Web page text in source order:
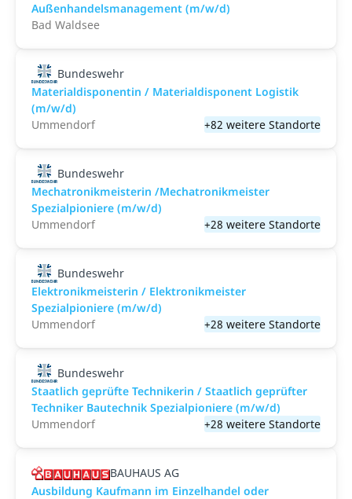
Außenhandelsmanagement (m/w/d)
Bad Waldsee
Bundeswehr
Materialdisponentin / Materialdisponent Logistik
(m/w/d)
Ummendorf
+82 weitere Standorte
Bundeswehr
Mechatronikmeisterin /Mechatronikmeister
Spezialpioniere (m/w/d)
Ummendorf
+28 weitere Standorte
Bundeswehr
Elektronikmeisterin / Elektronikmeister
Spezialpioniere (m/w/d)
Ummendorf
+28 weitere Standorte
Bundeswehr
Staatlich geprüfte Technikerin / Staatlich geprüfter
Techniker Bautechnik Spezialpioniere (m/w/d)
Ummendorf
+28 weitere Standorte
BAUHAUS AG
Ausbildung Kaufmann im Einzelhandel oder